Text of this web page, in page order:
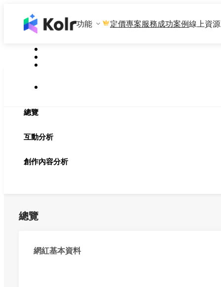
功能 定價專案服務成功案例線上資源
總覽
互動分析
創作內容分析
總覽
網紅基本資料